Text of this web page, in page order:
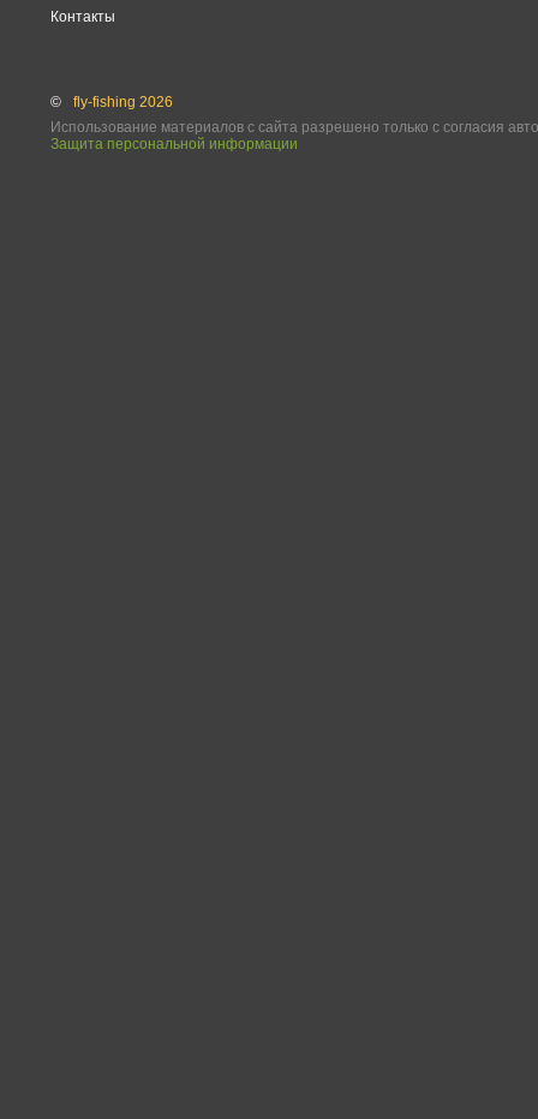
Контакты
©
fly-fishing 2026
Использование материалов с сайта разрешено только с согласия
Защита персональной информации